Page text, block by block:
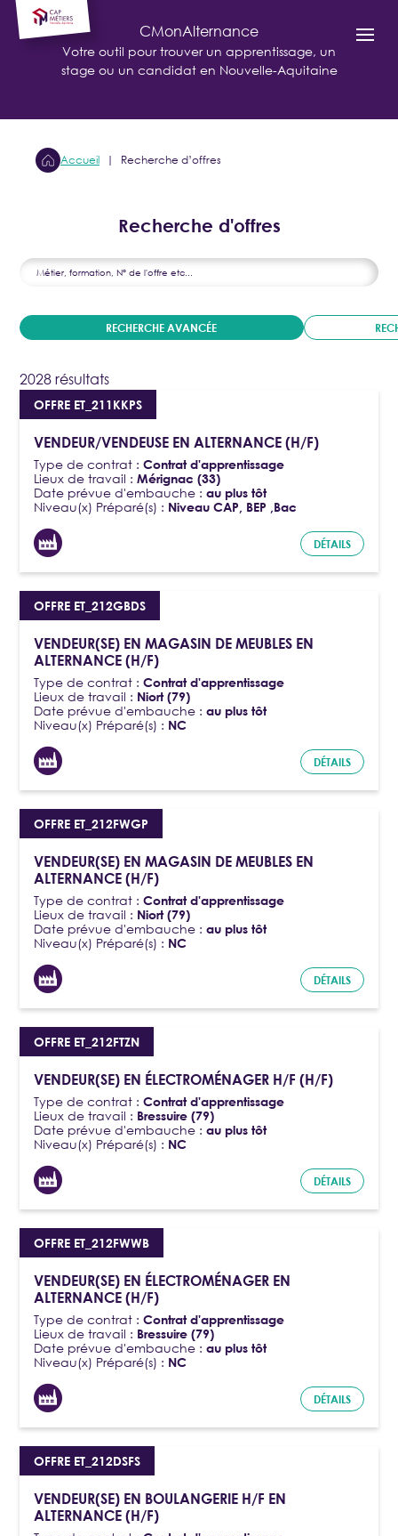
CMonAlternance
Votre outil pour trouver un apprentissage, un
stage ou un candidat en Nouvelle-Aquitaine
Accueil Recherche d’offres
Recherche d'offres
RECHERCHE AVANCÉE
2028 résultats
OFFRE ET_211KKPS
VENDEUR/VENDEUSE EN ALTERNANCE (H/F)
Type de contrat : Contrat d'apprentissage
Lieux de travail : Mérignac (33)
Date prévue d'embauche : au plus tôt
Niveau(x) Préparé(s) : Niveau CAP, BEP ,Bac
DÉTAILS
OFFRE ET_212GBDS
VENDEUR(SE) EN MAGASIN DE MEUBLES EN
ALTERNANCE (H/F)
Type de contrat : Contrat d'apprentissage
Lieux de travail : Niort (79)
Date prévue d'embauche : au plus tôt
Niveau(x) Préparé(s) : NC
DÉTAILS
OFFRE ET_212FWGP
VENDEUR(SE) EN MAGASIN DE MEUBLES EN
ALTERNANCE (H/F)
Type de contrat : Contrat d'apprentissage
Lieux de travail : Niort (79)
Date prévue d'embauche : au plus tôt
Niveau(x) Préparé(s) : NC
DÉTAILS
OFFRE ET_212FTZN
VENDEUR(SE) EN ÉLECTROMÉNAGER H/F (H/F)
Type de contrat : Contrat d'apprentissage
Lieux de travail : Bressuire (79)
Date prévue d'embauche : au plus tôt
Niveau(x) Préparé(s) : NC
DÉTAILS
OFFRE ET_212FWWB
VENDEUR(SE) EN ÉLECTROMÉNAGER EN
ALTERNANCE (H/F)
Type de contrat : Contrat d'apprentissage
Lieux de travail : Bressuire (79)
Date prévue d'embauche : au plus tôt
Niveau(x) Préparé(s) : NC
DÉTAILS
OFFRE ET_212DSFS
VENDEUR(SE) EN BOULANGERIE H/F EN
ALTERNANCE (H/F)